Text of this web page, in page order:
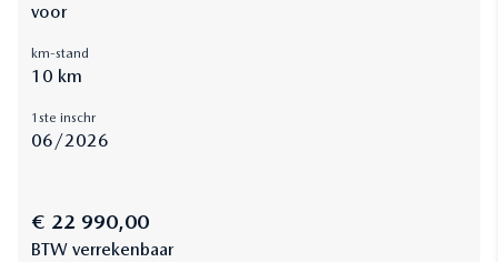
voor
km-stand
10 km
1ste inschr
06/2026
€ 22 990,00
BTW verrekenbaar